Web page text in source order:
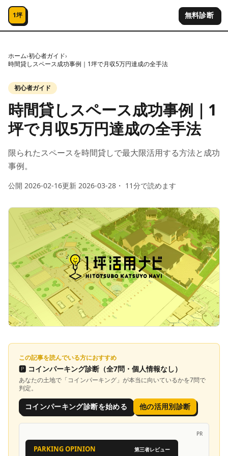
コンテンツへスキップ
1坪 無料診断
ホーム›初心者ガイド›
時間貸しスペース成功事例｜1坪で月収5万円達成の全手法
初心者ガイド
時間貸しスペース成功事例｜1
坪で月収5万円達成の全手法
限られたスペースを時間貸しで最大限活用する方法と成功
事例。
公開 2026-02-16更新 2026-03-28 ・ 11分で読めます
この記事を読んでいる方におすすめ
🅿️ コインパーキング診断 （全7問・個人情報なし）
あなたの土地で「コインパーキング 」が本当に向いているかを7問で
判定。
コインパーキング診断を始める 他の活用別診断
PR